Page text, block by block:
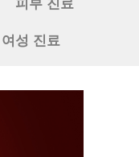
피부 진료
여성 진료